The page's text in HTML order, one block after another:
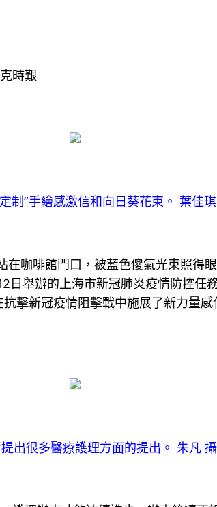
時艱
”手繪感激信和向日葵花束。 葉佳
咖啡館門口，被藍色傻氣光束照得
日舉辦的上海市新冠肺炎疫情防控
擊新冠疫情阻擊戰中施展了新力量
出很多醫療護理方面的提出。 朱凡 攝